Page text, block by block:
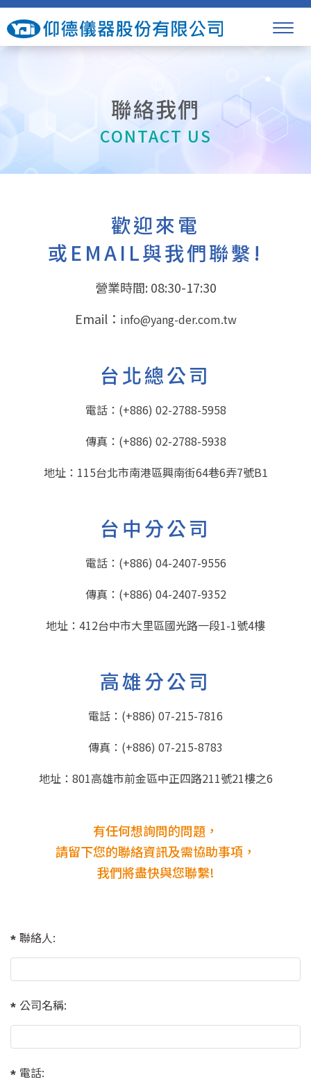
聯絡我們
CONTACT US
歡迎來電
或EMAIL與我們聯繫!
營業時間: 08:30-17:30
Email： info@yang-der.com.tw
台北總公司
電話： (+886) 02-2788-5958
傳真：(+886) 02-2788-5938
地址：115台北市南港區興南街64巷6弄7號B1
台中分公司
電話： (+886) 04-2407-9556
傳真：(+886) 04-2407-9352
地址：412台中市大里區國光路一段1-1號4樓
高雄分公司
電話： (+886) 07-215-7816
傳真：(+886) 07-215-8783
地址：801高雄市前金區中正四路211號21樓之6
有任何想詢問的問題，
請留下您的聯絡資訊及需協助事項，
我們將盡快與您聯繫!
聯絡人:
公司名稱:
電話: